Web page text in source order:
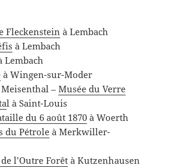
Fleckensteinà Lembach
à Lembach
Lembach
à Wingen-sur-Moder
Meisenthal –Musée du Verre
l à Saint-Louis
du 6 août 1870 à Woerth
du Pétroleà Merkwiller-
l’Outre Forêt à Kutzenhausen